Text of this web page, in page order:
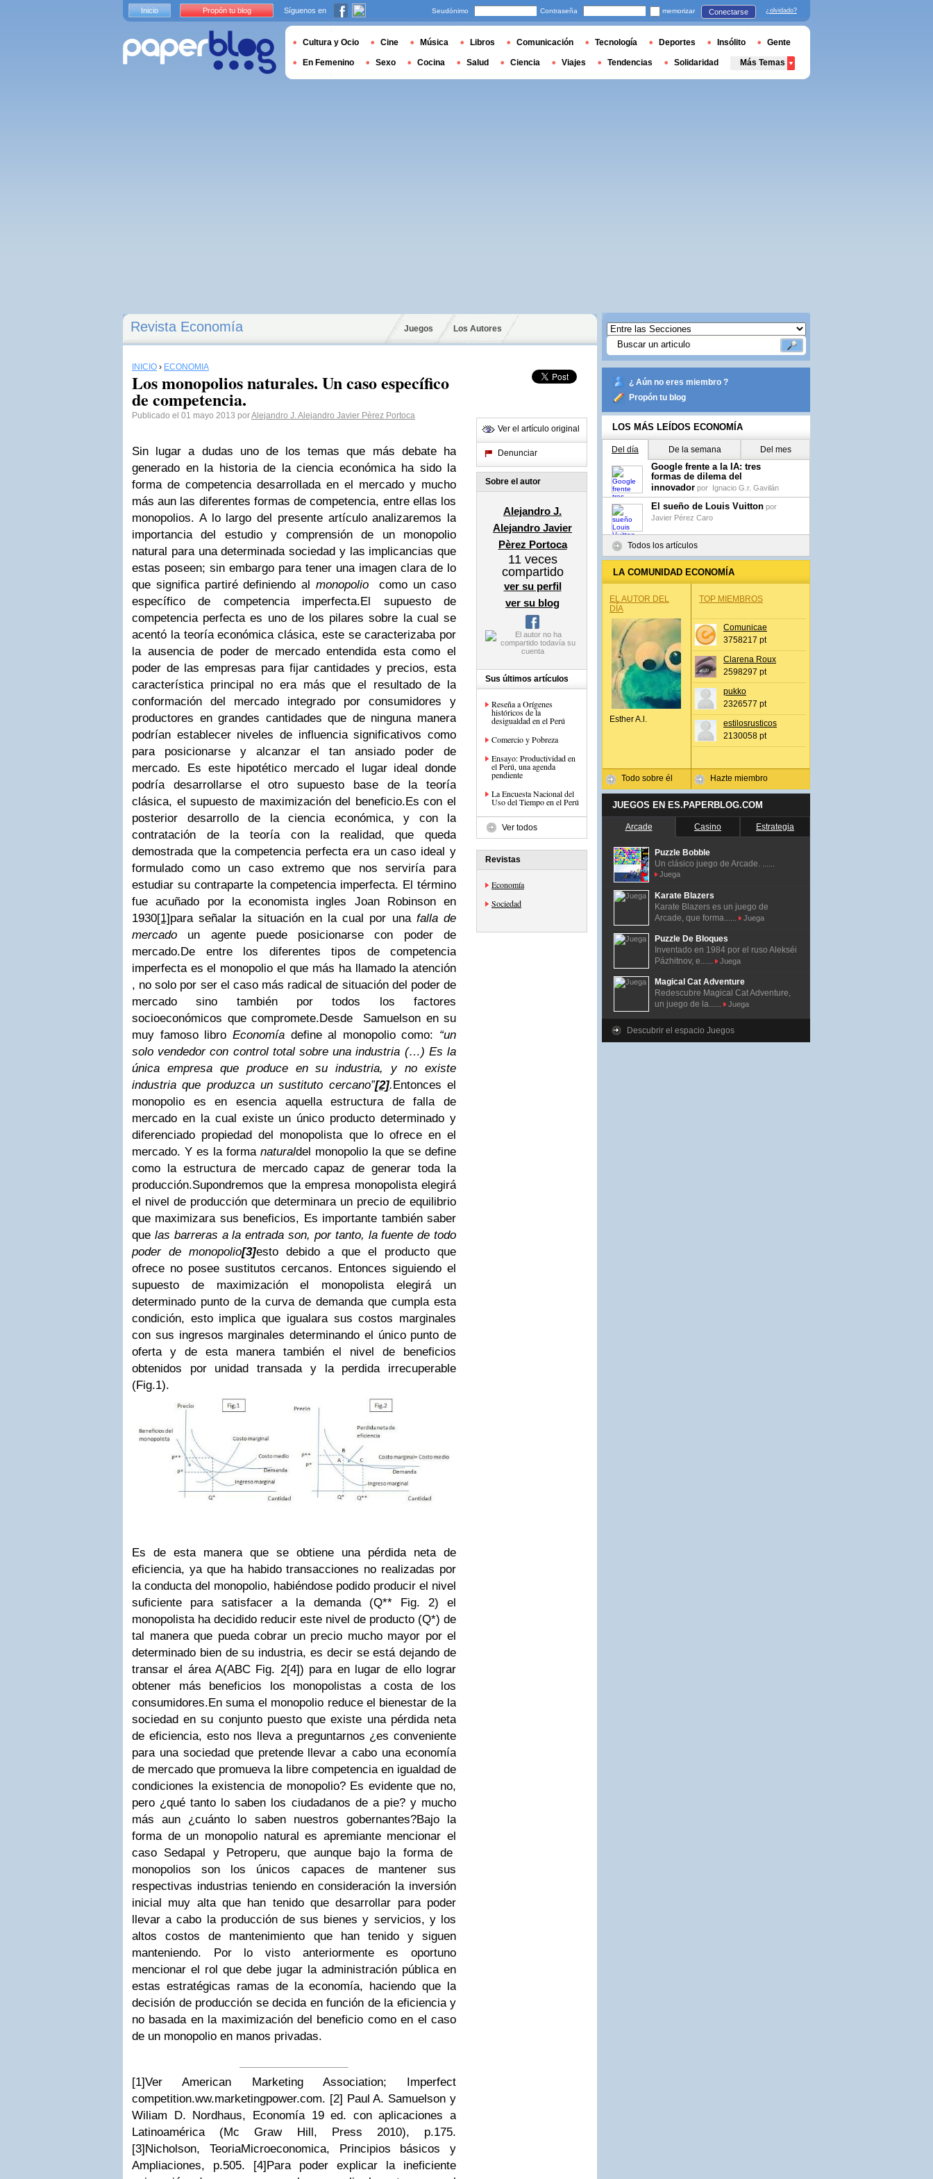
Revista Economía Juegos Los Autores
INICIO › ECONOMÍA
Los monopolios naturales. Un caso específico
de competencia.
Publicado el 01 mayo 2013 porAlejandro J. Alejandro Javier Pèrez Portoca
Sin lugar a dudas uno de los temas que más debate ha
generado en la historia de la ciencia económica ha sido la
forma de competencia desarrollada en el mercado y mucho
más aun las diferentes formas de competencia, entre ellas los
monopolios. A lo largo del presente artículo analizaremos la
importancia del estudio y comprensión de un monopolio
natural para una determinada sociedad y las implicancias que
estas poseen; sin embargo para tener una imagen clara de lo
que significa partiré definiendo al monopolio
como un caso
específico de competencia imperfecta.El supuesto de
competencia perfecta es uno de los pilares sobre la cual se
acentó la teoría económica clásica, este se caracterizaba por
la ausencia de poder de mercado entendida esta como el
poder de las empresas para fijar cantidades y precios, esta
característica principal no era más que el resultado de la
conformación del mercado integrado por consumidores y
productores en grandes cantidades que de ninguna manera
podrían establecer niveles de influencia significativos como
para posicionarse y alcanzar el tan ansiado poder de
mercado. Es este hipotético mercado el lugar ideal donde
podría desarrollarse el otro supuesto base de la teoría
clásica, el supuesto de maximización del beneficio.Es con el
posterior desarrollo de la ciencia económica, y con la
contratación de la teoría con la realidad, que queda
demostrada que la competencia perfecta era un caso ideal y
formulado como un caso extremo que nos serviría para
estudiar su contraparte la competencia imperfecta. El término
fue acuñado por la economista ingles Joan Robinson en
1930[1]para señalar la situación en la cual por una falla de
mercado un agente puede posicionarse con poder de
mercado.De entre los diferentes tipos de competencia
imperfecta es el monopolio el que más ha llamado la atención
, no solo por ser el caso más radical de situación del poder de
mercado sino también por todos los factores
socioeconómicos que compromete.Desde Samuelson en su
muy famoso libro Economía define al monopolio como: “un
solo vendedor con control total sobre una industria (…) Es la
única empresa que produce en su industria, y no existe
industria que produzca un sustituto cercano”[2].Entonces el
monopolio es en esencia aquella estructura de falla de
mercado en la cual existe un único producto determinado y
diferenciado propiedad del monopolista que lo ofrece en el
mercado. Y es la forma naturaldel monopolio la que se define
como la estructura de mercado capaz de generar toda la
producción.Supondremos que la empresa monopolista elegirá
el nivel de producción que determinara un precio de equilibrio
que maximizara sus beneficios, Es importante también saber
que las barreras a la entrada son, por tanto, la fuente de todo
poder de monopolio[3]esto debido a que el producto que
ofrece no posee sustitutos cercanos. Entonces siguiendo el
supuesto de maximización el monopolista elegirá un
determinado punto de la curva de demanda que cumpla esta
condición, esto implica que igualara sus costos marginales
con sus ingresos marginales determinando el único punto de
oferta y de esta manera también el nivel de beneficios
obtenidos por unidad transada y la perdida irrecuperable
(Fig.1).
Es de esta manera que se obtiene una pérdida neta de
eficiencia, ya que ha habido transacciones no realizadas por
la conducta del monopolio, habiéndose podido producir el nivel
suficiente para satisfacer a la demanda (Q** Fig. 2) el
monopolista ha decidido reducir este nivel de producto (Q*) de
tal manera que pueda cobrar un precio mucho mayor por el
determinado bien de su industria, es decir se está dejando de
transar el área A(ABC Fig. 2[4]) para en lugar de ello lograr
obtener más beneficios los monopolistas a costa de los
consumidores.En suma el monopolio reduce el bienestar de la
sociedad en su conjunto puesto que existe una pérdida neta
de eficiencia, esto nos lleva a preguntarnos ¿es conveniente
para una sociedad que pretende llevar a cabo una economía
de mercado que promueva la libre competencia en igualdad de
condiciones la existencia de monopolio? Es evidente que no,
pero ¿qué tanto lo saben los ciudadanos de a pie? y mucho
más aun ¿cuánto lo saben nuestros gobernantes?Bajo la
forma de un monopolio natural es apremiante mencionar el
caso Sedapal y Petroperu, que aunque bajo la forma de
monopolios son los únicos capaces de mantener sus
respectivas industrias teniendo en consideración la inversión
inicial muy alta que han tenido que desarrollar para poder
llevar a cabo la producción de sus bienes y servicios, y los
altos costos de mantenimiento que han tenido y siguen
manteniendo. Por lo visto anteriormente es oportuno
mencionar el rol que debe jugar la administración pública en
estas estratégicas ramas de la economía, haciendo que la
decisión de producción se decida en función de la eficiencia y
no basada en la maximización del beneficio como en el caso
de un monopolio en manos privadas.
[1]Ver American Marketing Association; Imperfect
competition.ww.marketingpower.com. [2] Paul A. Samuelson y
Wiliam D. Nordhaus, Economía 19 ed. con aplicaciones a
Latinoamérica (Mc Graw Hill, Press 2010), p.175.
[3]Nicholson, TeoriaMicroeconomica, Principios básicos y
Ampliaciones, p.505.
[4]Para poder explicar la ineficiente
Ver el artículo original
Denunciar
Sobre el autor
Alejandro J.
Alejandro Javier
Pèrez Portoca
11veces
compartido
ver su perfil
ver su blog
Sus últimos artículos
Reseña a Orígenes
históricos de la
desigualdad en el Perú
Comercio y Pobreza
Ensayo: Productividad en
el Perú, una agenda
pendiente
La Encuesta Nacional del
Uso del Tiempo en el Perú
Ver todos
Revistas
Economía
Sociedad
¿ Aún no eres miembro ?
Propón tu blog
LOS MÁS LEÍDOS ECONOMÍA
Del día De la semana Del mes
Google frente a la IA: tres
formas de dilema del
innovador por Ignacio G.r. Gavilán
El sueño de Louis Vuitton por
Javier Pérez Caro
Todos los artículos
LA COMUNIDAD ECONOMÍA
EL AUTOR DEL
DÍA
Esther A.l.
Todo sobre él
TOP MIEMBROS
Comunicae
3758217 pt
Clarena Roux
2598297 pt
pukko
2326577 pt
estilosrusticos
2130058 pt
Hazte miembro
JUEGOS EN ES.PAPERBLOG.COM
Arcade Casino Estrategia
Puzzle Bobble
Un clásico juego de Arcade. ......
Juega
Karate Blazers
Karate Blazers es un juego de
Arcade, que forma......
Juega
Puzzle De Bloques
Inventado en 1984 por el ruso Alekséi
Pázhitnov, e......
Juega
Magical Cat Adventure
Redescubre Magical Cat Adventure,
un juego de la......
Juega
Descubrir el espacio Juegos
Inicio Propón tu blog Síguenos en Seudónimo Contraseña memorizar Conectarse ¿olvidado?
Cultura y Ocio Cine Música Libros Comunicación Tecnología Deportes Insólito Gente
En Femenino Sexo Cocina Salud Ciencia Viajes Tendencias Solidaridad Más Temas